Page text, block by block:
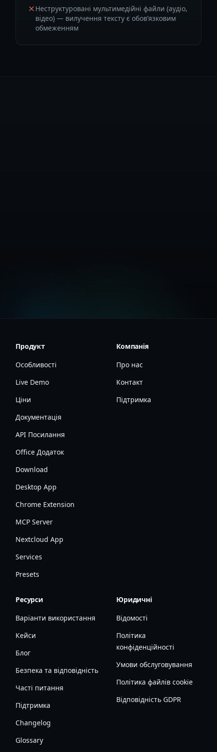
Неструктуровані мультимедійні файли (аудіо,
відео) — вилучення тексту є обов’язковим
обмеженням
Продукт
Особливості
Live Demo
Ціни
Документація
API Посилання
Office Додаток
Download
Desktop App
Chrome Extension
MCP Server
Nextcloud App
Services
Presets
Компанія
Про нас
Контакт
Підтримка
Ресурси
Варіанти використання
Кейси
Блог
Безпека та відповідність
Часті питання
Підтримка
Changelog
Glossary
Юридичні
Відомості
Політика
конфіденційності
Умови обслуговування
Політика файлів cookie
Відповідність GDPR